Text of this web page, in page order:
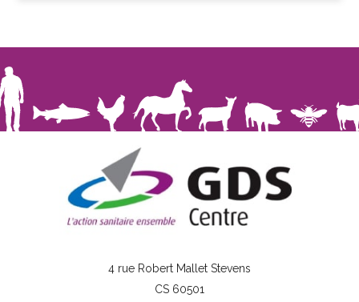
4 rue Robert Mallet Stevens
CS 60501